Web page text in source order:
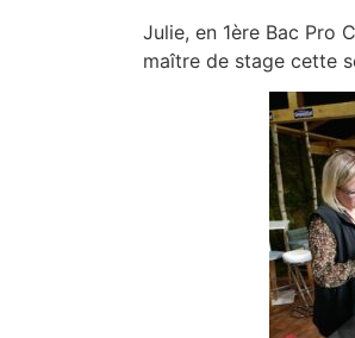
Julie, en 1ère Bac Pro
maître de stage cette